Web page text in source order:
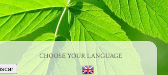
CHOOSE YOUR LANGUAGE